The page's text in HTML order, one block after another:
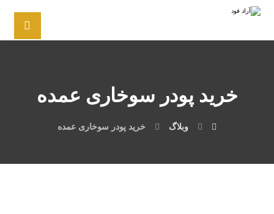
خرید پودر سوخاری عمده
وبلاگ خرید پودر سوخاری عمده